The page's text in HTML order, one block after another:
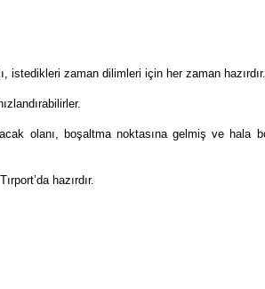
istedikleri zaman dilimleri için her zaman hazırdır.
olanı, boşaltma noktasına gelmiş ve hala
hazırdır.